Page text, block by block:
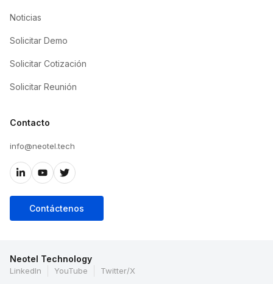
Noticias
Solicitar Demo
Solicitar Cotización
Solicitar Reunión
Contacto
info@neotel.tech
Contáctenos
Neotel Technology
LinkedIn YouTube Twitter/X